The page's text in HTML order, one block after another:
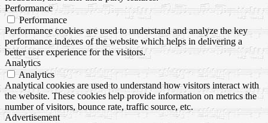
Performance
Performance
Performance cookies are used to understand and analyze the key
performance indexes of the website which helps in delivering a
better user experience for the visitors.
Analytics
Analytics
Analytical cookies are used to understand how visitors interact with
the website. These cookies help provide information on metrics the
number of visitors, bounce rate, traffic source, etc.
Advertisement